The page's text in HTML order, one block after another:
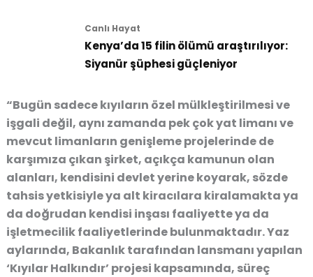
Canlı Hayat
Kenya’da 15 filin ölümü araştırılıyor:
Siyanür şüphesi güçleniyor
“Bugün sadece kıyıların özel mülkleştirilmesi ve
işgali değil, aynı zamanda pek çok yat limanı ve
mevcut limanların genişleme projelerinde de
karşımıza çıkan şirket, açıkça kamunun olan
alanları, kendisini devlet yerine koyarak, sözde
tahsis yetkisiyle ya alt kiracılara kiralamakta ya
da doğrudan kendisi inşası faaliyette ya da
işletmecilik faaliyetlerinde bulunmaktadır. Yaz
aylarında, Bakanlık tarafından lansmanı yapılan
‘Kıyılar Halkındır’ projesi kapsamında, süreç